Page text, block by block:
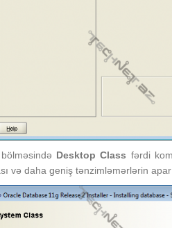
bölməsində Desktop Class fərdi
və daha geniş tənzimləmərlərin